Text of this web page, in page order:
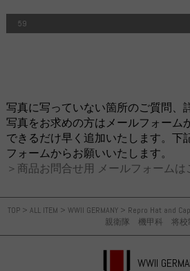
TOP> ALL ITEM > WWII GERMANY> Repro Hat and
親衛隊 機甲科 将校
WWII
59
写真に写っていない箇所のご質問、
写真をお求めの方はメールフォーム
できるだけ早く追加いたします。下
フォームからお願いいたします。
＞商品お問合せ用 メールフォームは